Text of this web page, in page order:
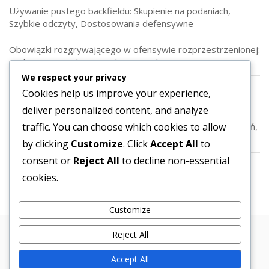
Używanie pustego backfieldu: Skupienie na podaniach,
Szybkie odczyty, Dostosowania defensywne
Obowiązki rozgrywającego w ofensywie rozprzestrzenionej:
podejmowanie decyzji, odczyty, wykonanie
Role w tylnym polu w ofensywie Wing-T: Oszustwo,
Zmylenie, Pozycjonowanie graczy
Formacja Singleback: Zagrane biegowe, elastyczność podań,
role graczy
Formacja Pistoletowa: Ustawienie Rozgrywającego, Opcje
Biegu i Podania, Zmylenie
Copyright © 2026 Bosa. Powered by
Pliki cookie i śledzenie Regulamin
Skontaktuj się z nami Polityka ochrony danych
We respect your privacy
Cookies help us improve your experience,
deliver personalized content, and analyze
traffic. You can choose which cookies to allow
by clicking Customize. ClickAccept All to
consent or Reject All to decline non-essential
cookies.
Customize
Reject All
Accept All